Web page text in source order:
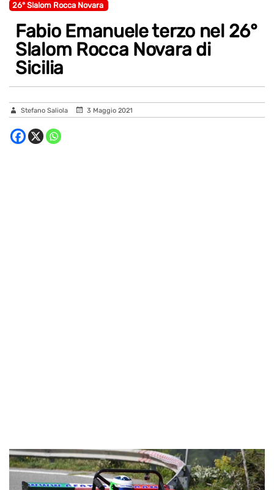
26° Slalom Rocca Novara
Fabio Emanuele terzo nel 26°
Slalom Rocca Novara di
Sicilia
Stefano Saliola 3 Maggio 2021